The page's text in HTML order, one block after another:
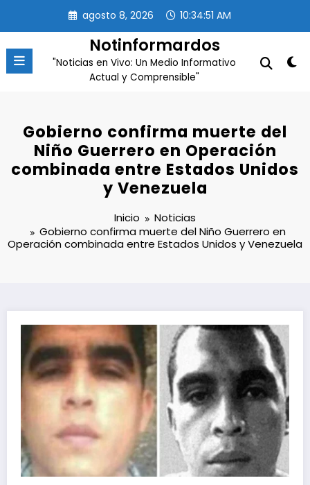
contenido
agosto 8, 2026 10:34:51 AM
Notinformardos
"Noticias en Vivo: Un Medio Informativo
Actual y Comprensible"
Gobierno confirma muerte del
Niño Guerrero en Operación
combinada entre Estados Unidos
y Venezuela
Inicio
Noticias
Gobierno confirma muerte del Niño Guerrero en
Operación combinada entre Estados Unidos y Venezuela